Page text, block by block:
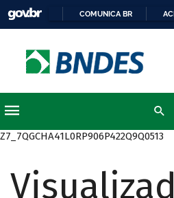
COMUNICA BR
Z7_7QGCHA41L0RP906P422Q9Q0513